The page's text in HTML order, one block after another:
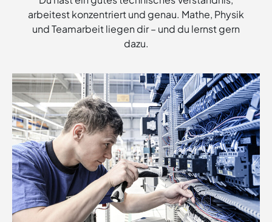
arbeitest konzentriert und genau. Mathe, Physik
und Teamarbeit liegen dir – und du lernst gern
dazu.